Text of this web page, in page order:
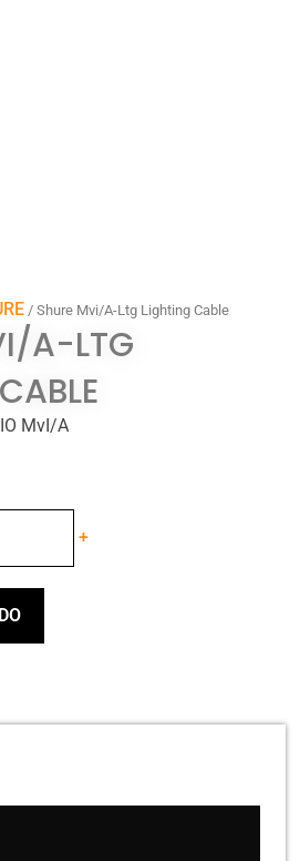
/ Shure Mvi/A-Ltg Lighting Cable
A-LTG
MvI/A
+